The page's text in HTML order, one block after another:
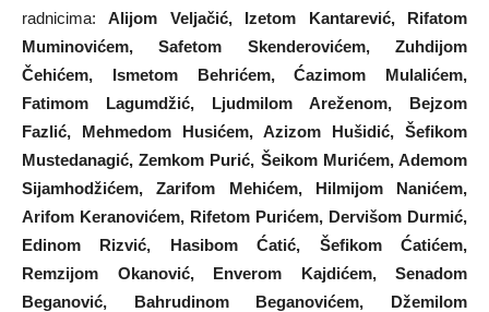
radnicima:Alijom Veljačić, Izetom Kantarević, Rifatom
Muminovićem, Safetom Skenderovićem, Zuhdijom
Čehićem, Ismetom Behrićem, Ćazimom Mulalićem,
Fatimom Lagumdžić, Ljudmilom Areženom, Bejzom
Fazlić, Mehmedom Husićem, Azizom Hušidić, Šefikom
Mustedanagić, Zemkom Purić, Šeikom Murićem, Ademom
Sijamhodžićem, Zarifom Mehićem, Hilmijom Nanićem,
Arifom Keranovićem, Rifetom Purićem, Dervišom Durmić,
Edinom Rizvić, Hasibom Ćatić, Šefikom Ćatićem,
Remzijom Okanović, Enverom Kajdićem, Senadom
Beganović, Bahrudinom Beganovićem, Džemilom